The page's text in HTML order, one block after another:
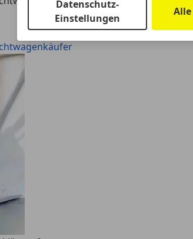
Datenschutz-
Einstellungen